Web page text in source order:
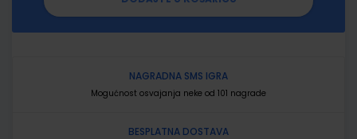
NAGRADNA SMS IGRA
Mogućnost osvajanja neke od 101 nagrade
BESPLATNA DOSTAVA